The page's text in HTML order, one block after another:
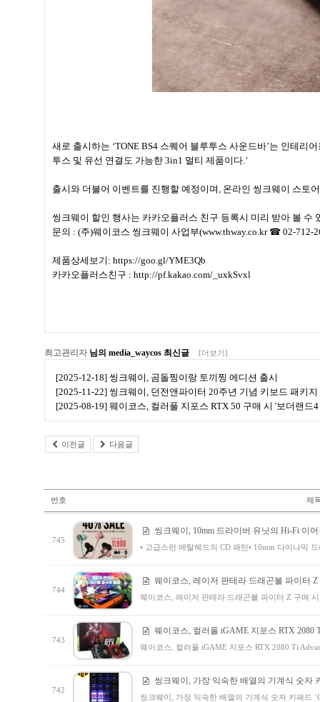
새로 출시하는 ‘TONE BS4 스퀘어 블루투스 사운드바’는 인테
투스 및 유선 연결도 가능한 3in1 멀티 제품이다.’
출시와 더불어 이벤트를 진행할 예정이며, 온라인 씽크웨이 스토
씽크웨이 할인 행사는 카카오플러스 친구 등록시 미리 받아 볼 수
문의 : (주)웨이코스 씽크웨이 사업부(www.thway.co.kr ☎ 02-712-
제품상세보기: https://goo.gl/YME3Qb
카카오플러스친구 : http://pf.kakao.com/_uxkSvxl
최고관리자 님의 media_waycos 최신글 [더보기]
[2025-12-18] 씽크웨이, 곰돌찡이랑 토끼찡 에디션 출시
[2025-11-22] 씽크웨이, 던전앤파이터 20주년 기념 키보드 패키지
[2025-08-19] 웨이코스, 컬러풀 지포스 RTX 50 구매 시 '보더랜드
이전글 다음글
번호 제
745
씽크웨이, 10mm 드라이버 유닛의 Hi-Fi 이어
• 고급스런 메탈헤드의 CD 패턴• 10mm 다이나믹
744
웨이코스, 레이저 판테라 드래곤볼 파이터
웨이코스, 레이저 판테라 드래곤볼 파이터 Z 구
743
웨이코스, 컬러풀 iGAME 지포스 RTX 2080
웨이코스, 컬러풀 iGAME 지포스 RTX 2080 Ti
742
씽크웨이, 가장 익숙한 배열의 기계식 숫자
씽크웨이, 가장 익숙한 배열의 기계식 숫자 키패드